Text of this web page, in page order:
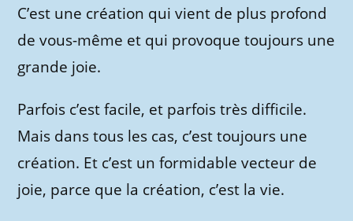
C’est une création qui vient de plus profond
de vous-même et qui provoque toujours une
grande joie.
Parfois c’est facile, et parfois très difficile.
Mais dans tous les cas, c’est toujours une
création. Et c’est un formidable vecteur de
joie, parce que la création, c’est la vie.